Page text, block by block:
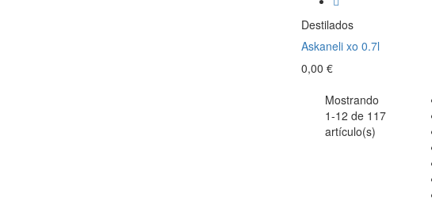
Destilados
Askaneli xo 0.7l
0,00 €
Mostrando
1-12 de 117
artículo(s)